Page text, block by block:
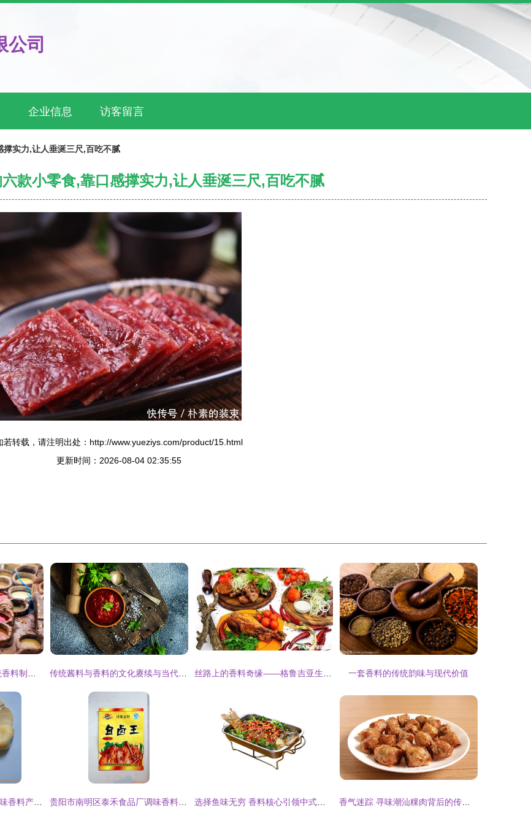
公司
企业信息 访客留言
实力,让人垂涎三尺,百吃不腻
款小零食,靠口感撑实力,让人垂涎三尺,百吃不腻
若转载，请注明出处：http://www.yueziys.com/product/15.html
更新时间：2026-08-04 02:35:55
一套香料的传统韵味与现代价值